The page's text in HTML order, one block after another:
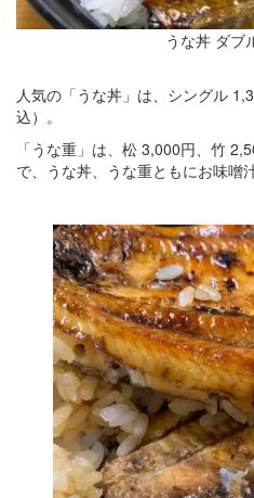
うな丼 ダブ
人気の「うな丼」は、シングル
込）。
「うな重」は、松 3,000円、竹
で、うな丼、うな重ともにお味噌